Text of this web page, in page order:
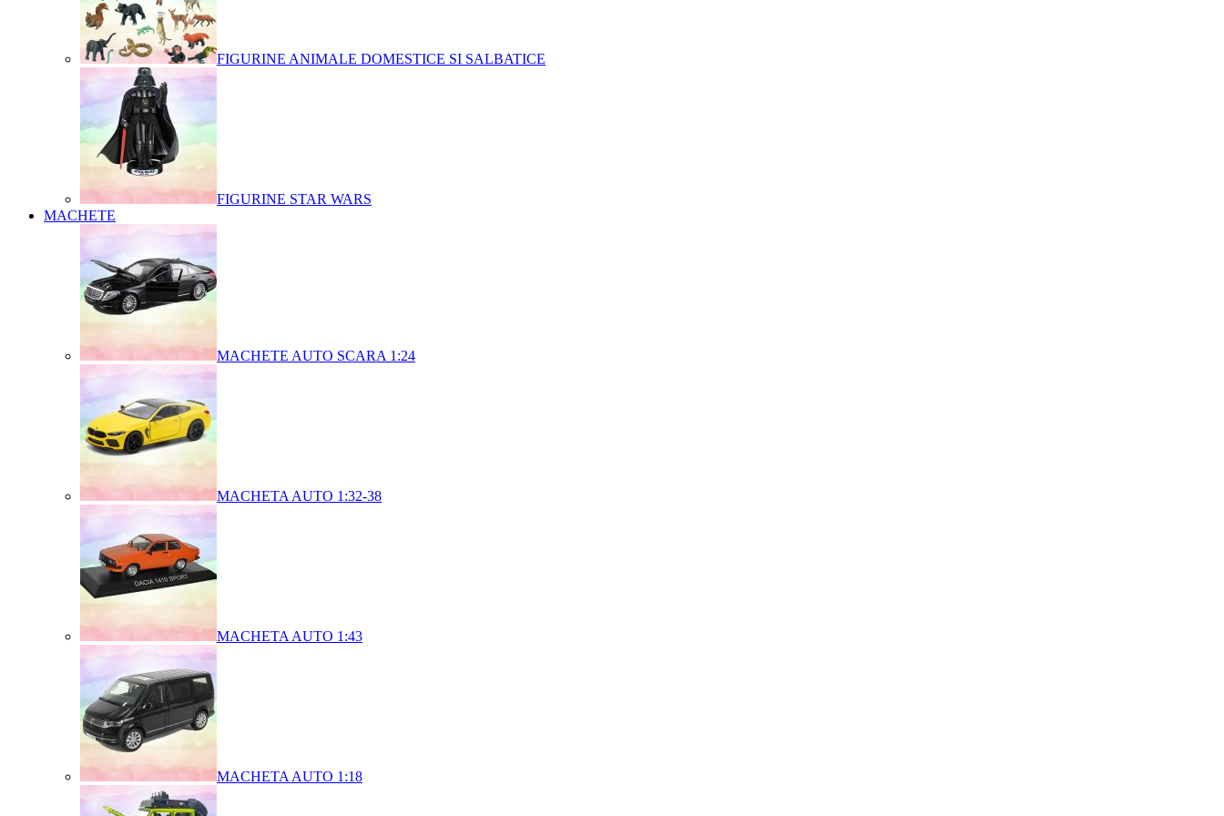
FIGURINE ANIMALE DOMESTICE SI SALBATICE
FIGURINE STAR WARS
MACHETE
MACHETE AUTO SCARA 1:24
MACHETA AUTO 1:32-38
MACHETA AUTO 1:43
MACHETA AUTO 1:18